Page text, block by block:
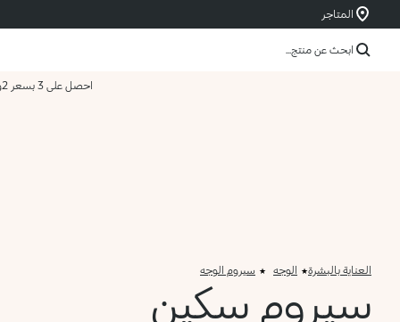
المتاجر
ابحث عن منتج...
احصل على 3 بسعر 2
العناية بالبشرة الوجه سيروم الوجه
سيروم سكين